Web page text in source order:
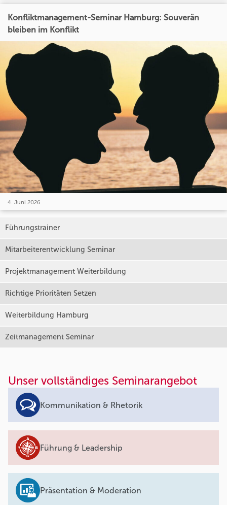
Konfliktmanagement-Seminar Hamburg: Souverän
bleiben im Konflikt
4. Juni 2026
Führungstrainer
Mitarbeiterentwicklung Seminar
Projektmanagement Weiterbildung
Richtige Prioritäten Setzen
Weiterbildung Hamburg
Zeitmanagement Seminar
Unser vollständiges Seminarangebot
Kommunikation & Rhetorik
Führung & Leadership
Präsentation & Moderation